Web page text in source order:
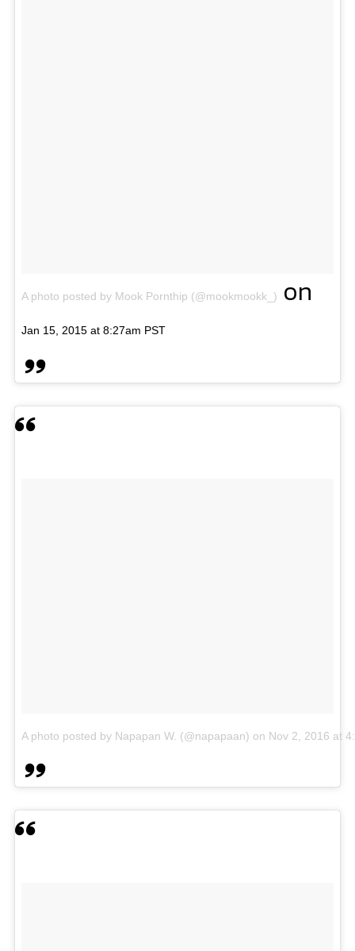
A photo posted by Mook Pornthip (@mookmookk_) on
Jan 15, 2015 at 8:27am PST
A photo posted by Napapan W. (@napapaan) on Nov 2, 2016 at